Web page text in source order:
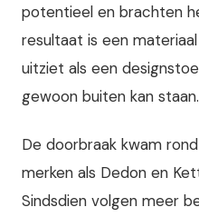
potentieel en brachten
resultaat is een
uitziet als een
gewoon buiten kan staan.
De doorbraak kwam
merken als Dedon en
Sindsdien volgen meer